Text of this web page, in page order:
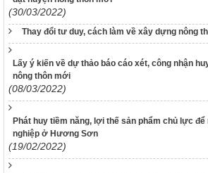
(30/03/2022)
Thay đổi tư duy, cách làm về xây dựng nông
Lấy ý kiến về dự thảo báo cáo xét, công nhận
nông thôn mới
(08/03/2022)
Phát huy tiềm năng, lợi thế sản phẩm chủ lực
nghiệp ở Hương Sơn
(19/02/2022)